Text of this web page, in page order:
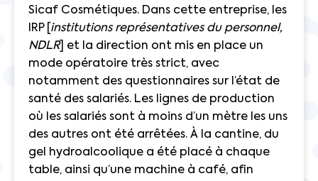
Sicaf Cosmétiques. Dans cette entreprise, les
IRP [ institutions représentatives du personnel,
NDLR] et la direction ont mis en place un
mode opératoire très strict, avec
notamment des questionnaires sur l’état de
santé des salariés. Les lignes de production
où les salariés sont à moins d’un mètre les uns
des autres ont été arrêtées. À la cantine, du
gel hydroalcoolique a été placé à chaque
table, ainsi qu’une machine à café, afin